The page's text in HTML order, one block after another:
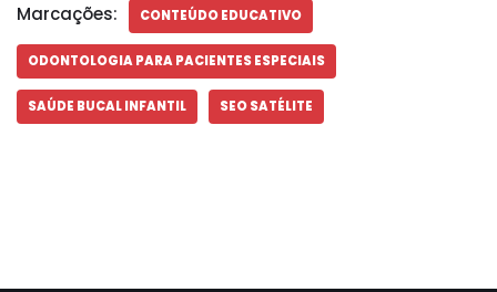
Marcações: CONTEÚDO EDUCATIVO
ODONTOLOGIA PARA PACIENTES ESPECIAIS
SAÚDE BUCAL INFANTIL SEO SATÉLITE